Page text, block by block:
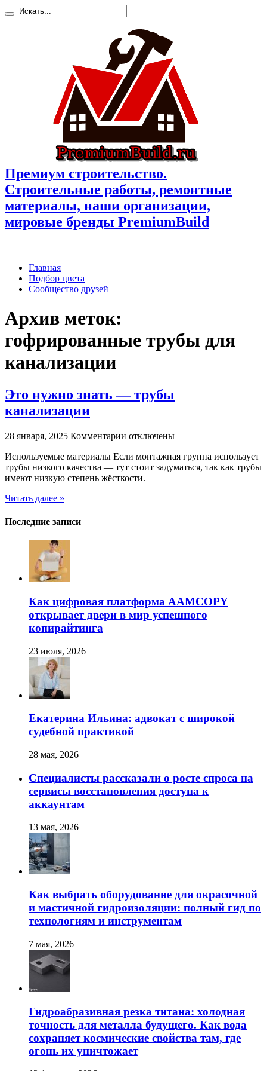
Премиум cтроительство.
Cтроительные работы, ремонтные
материалы, наши организации,
мировые бренды PremiumBuild
Главная
Подбор цвета
Сообщество друзей
Архив меток:
гофрированные трубы для
канализации
Это нужно знать — трубы
канализации
28 января, 2025 Комментарии к
Это
нужно
знать
отключены
Используемые материалы Если монтажная группа использует
трубы низкого качества — тут стоит задуматься, так как трубы
имеют низкую степень жёсткости.
Читать далее »
Последние записи
Как цифровая платформа AAMCOPY
открывает двери в мир успешного
копирайтинга
23 июля, 2026
Екатерина Ильина: адвокат с широкой
судебной практикой
28 мая, 2026
Специалисты рассказали о росте спроса на
сервисы восстановления доступа к
аккаунтам
13 мая, 2026
Как выбрать оборудование для окрасочной
и мастичной гидроизоляции: полный гид по
технологиям и инструментам
7 мая, 2026
Гидроабразивная резка титана: холодная
точность для металла будущего. Как вода
сохраняет космические свойства там, где
огонь их уничтожает